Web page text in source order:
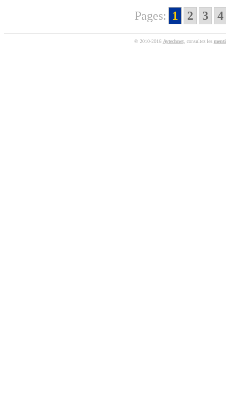
Pages: 1 2 3 4
© 2010-2016 Aytechnet, consultez les